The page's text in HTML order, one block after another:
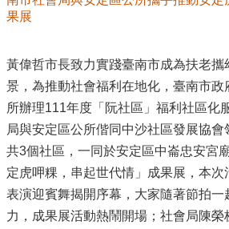
果展
黃偉哲市長致力實踐臺南市成為扶老攜
景，為推動社會福利在地化，臺南市政
所辦理111年度「阮社區」福利社區化
局與安定區公所偕同中沙社區發展協會
共3個社區，一同於安定區中崙忠安宮
定虎呷粿，串起世代情」成果展，本
表演迎賓舞揭開序幕，大家隨著節拍
力，成果展活動熱鬧開場；社會局陳